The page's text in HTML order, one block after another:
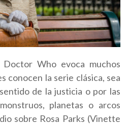
Who evoca muchos
conocen la serie clásica, sea
de la justicia o por las
planetas o arcos
sobre Rosa Parks (Vinette